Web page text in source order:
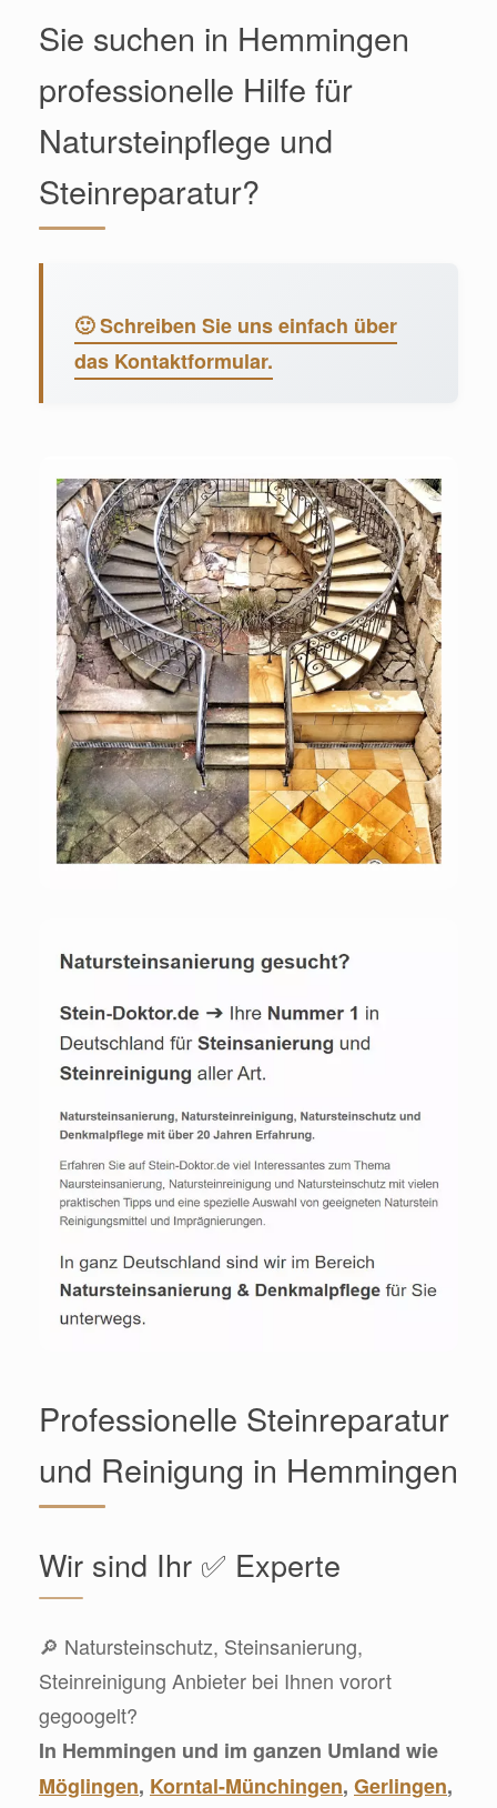
Sie suchen in Hemmingen
professionelle Hilfe für
Natursteinpflege und
Steinreparatur?
🙂 Schreiben Sie uns einfach über
das Kontaktformular.
Professionelle Steinreparatur
und Reinigung in Hemmingen
Wir sind Ihr ✅ Experte
🔎 Natursteinschutz, Steinsanierung,
Steinreinigung Anbieter bei Ihnen vorort
gegoogelt?
In Hemmingen und im ganzen Umland wie
Möglingen, Korntal-Münchingen, Gerlingen,